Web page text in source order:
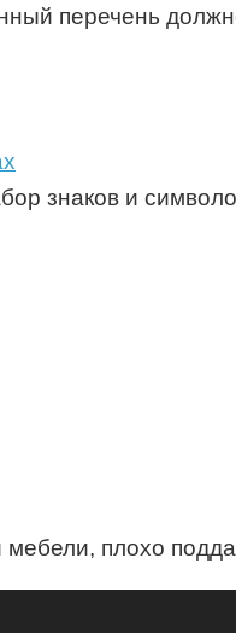
перечень
знаков и
плохо